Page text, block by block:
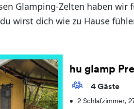
Glamping-Zelten haben wir
wirst dich wie zu Hause
hu glamp
4 Gäste
•
2 Schlafzimmer,